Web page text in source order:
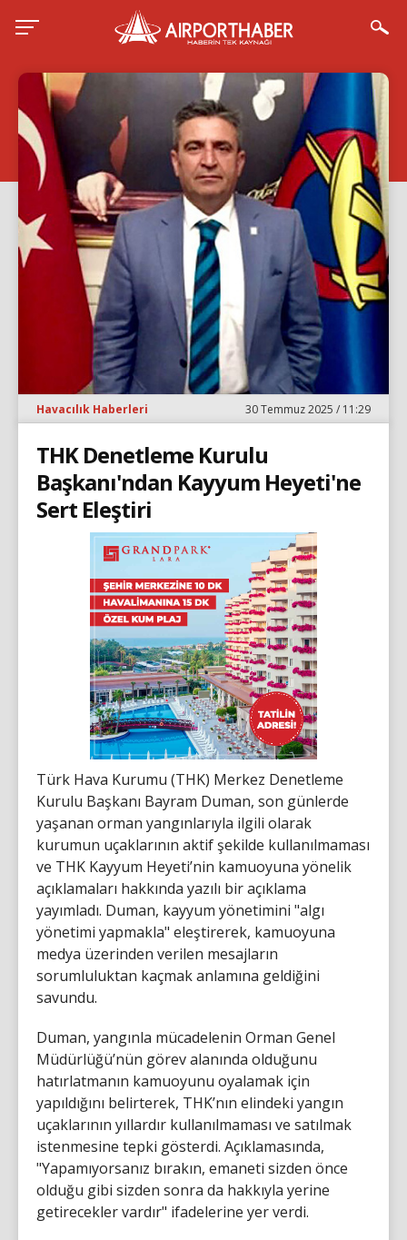
Havacılık Haberleri 30 Temmuz 2025 / 11:29
THK Denetleme Kurulu
Başkanı'ndan Kayyum Heyeti'ne
Sert Eleştiri
Türk Hava Kurumu (THK) Merkez Denetleme
Kurulu Başkanı Bayram Duman, son günlerde
yaşanan orman yangınlarıyla ilgili olarak
kurumun uçaklarının aktif şekilde kullanılmaması
ve THK Kayyum Heyeti’nin kamuoyuna yönelik
açıklamaları hakkında yazılı bir açıklama
yayımladı. Duman, kayyum yönetimini "algı
yönetimi yapmakla" eleştirerek, kamuoyuna
medya üzerinden verilen mesajların
sorumluluktan kaçmak anlamına geldiğini
savundu.
Duman, yangınla mücadelenin Orman Genel
Müdürlüğü’nün görev alanında olduğunu
hatırlatmanın kamuoyunu oyalamak için
yapıldığını belirterek, THK’nın elindeki yangın
uçaklarının yıllardır kullanılmaması ve satılmak
istenmesine tepki gösterdi. Açıklamasında,
"Yapamıyorsanız bırakın, emaneti sizden önce
olduğu gibi sizden sonra da hakkıyla yerine
getirecekler vardır" ifadelerine yer verdi.